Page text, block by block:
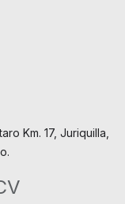
Km. 17, Juriquilla,